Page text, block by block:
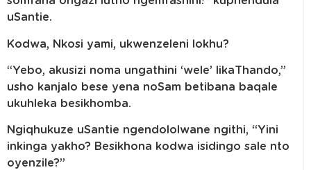
uSantie.
Kodwa, Nkosi yami, ukwenzeleni lokhu?
“Yebo, akusizi noma ungathini ‘wele’ likaThando,”
usho kanjalo bese yena noSam betibana baqale
ukuhleka besikhomba.
Ngiqhukuze uSantie ngendololwane ngithi, “Yini
inkinga yakho? Besikhona kodwa isidingo sale nto
oyenzile?”